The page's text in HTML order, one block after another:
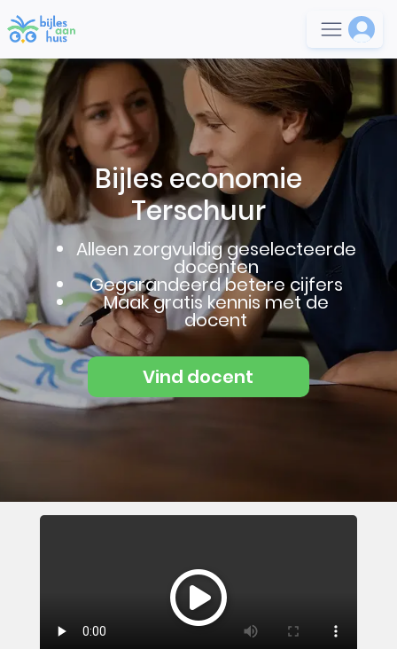
Bijles economie
Terschuur
Alleen zorgvuldig geselecteerde
docenten
Gegarandeerd betere cijfers
Maak gratis kennis met de
docent
Vind docent